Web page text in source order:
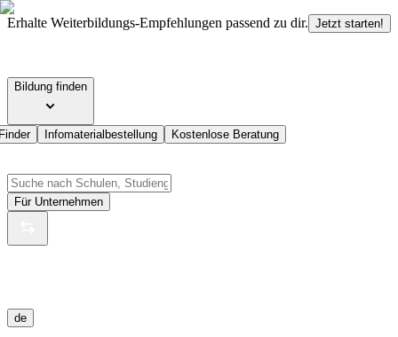
Erhalte Weiterbildungs-Empfehlungen passend zu dir. Jetzt starten!
Bildung finden
Infomaterialbestellung Kostenlose Beratung
Für Unternehmen
de